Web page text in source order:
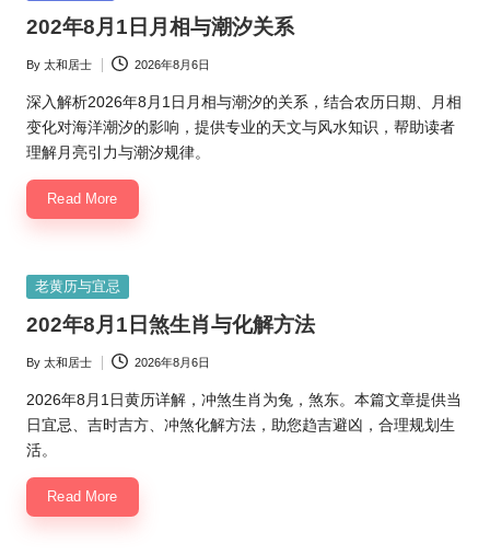
202年8月1日月相与潮汐关系
Posted
by
By 太和居士 2026年8月6日
深入解析2026年8月1日月相与潮汐的关系，结合农历日期、月相
变化对海洋潮汐的影响，提供专业的天文与风水知识，帮助读者
理解月亮引力与潮汐规律。
Read More
Posted
老黄历与宜忌
202年8月1日煞生肖与化解方法
Posted
by
By 太和居士 2026年8月6日
2026年8月1日黄历详解，冲煞生肖为兔，煞东。本篇文章提供当
日宜忌、吉时吉方、冲煞化解方法，助您趋吉避凶，合理规划生
活。
Read More